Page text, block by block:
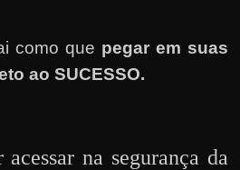
como que pegar em suas
ao SUCESSO.
na segurança da